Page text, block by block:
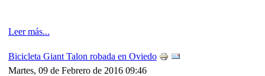
Leer más...
Bicicleta Giant Talon robada en Oviedo
Martes, 09 de Febrero de 2016 09:46